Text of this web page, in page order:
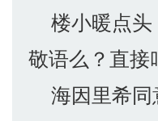
楼小暖点头
敬语么？直接
海因里希同